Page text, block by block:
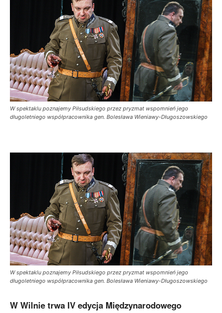
W spektaklu poznajemy Piłsudskiego przez pryzmat wspomnień jego
długoletniego współpracownika gen. Bolesława Wieniawy-Długoszowskiego
W spektaklu poznajemy Piłsudskiego przez pryzmat wspomnień jego
długoletniego współpracownika gen. Bolesława Wieniawy-Długoszowskiego
W Wilnie trwa IV edycja Międzynarodowego